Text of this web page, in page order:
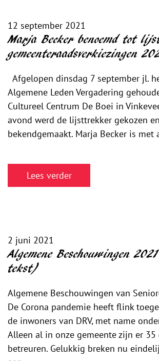
12 september 2021
Marja Becker benoemd tot
gemeenteraadsverkiezingen
Afgelopen dinsdag 7 september jl.
Algemene Leden Vergadering
Cultureel Centrum De Boei in
avond werd de lijsttrekker gekozen
bekendgemaakt. Marja Becker is met
Lees verder
2 juni 2021
Algemene Beschouwingen
tekst)
Algemene Beschouwingen van
De Corona pandemie heeft flink
de inwoners van DRV, met name
Alleen al in onze gemeente zijn er 35
betreuren. Gelukkig breken nu